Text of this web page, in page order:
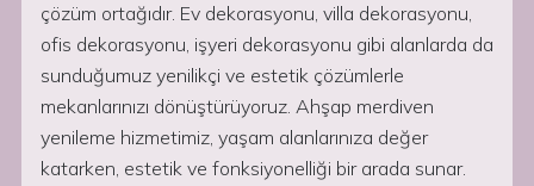
çözüm ortağıdır. Ev dekorasyonu, villa dekorasyonu,
ofis dekorasyonu, işyeri dekorasyonu gibi alanlarda da
sunduğumuz yenilikçi ve estetik çözümlerle
mekanlarınızı dönüştürüyoruz. Ahşap merdiven
yenileme hizmetimiz, yaşam alanlarınıza değer
katarken, estetik ve fonksiyonelliği bir arada sunar.